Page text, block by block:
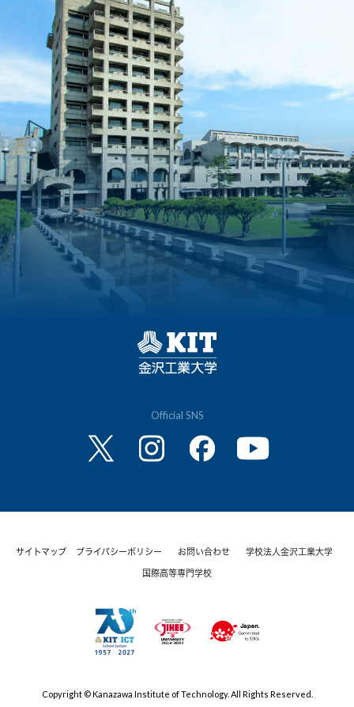
Official SNS
サイトマップ プライバシーポリシー お問い合わせ 学校法人金沢工業大学
国際高等専門学校
Copyright © Kanazawa Institute of Technology. All Rights Reserved.